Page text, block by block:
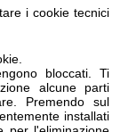
i cookie tecnici
bloccati. Ti
alcune parti
Premendo sul
installati
Lenuzza
- Liguria) e
(ARTOUR-